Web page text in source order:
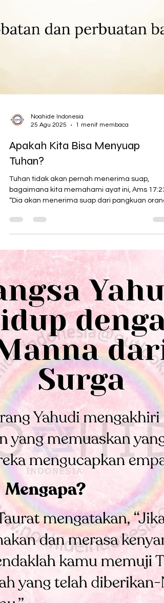
Noahide Indonesia
Apakah Kita Bisa Menyuap
Tuhan?
Tuhan tidak akan pernah menerima suap,
bagaimana kita memahami ayat ini, Ams 17:23
“Dia akan menerima suap dari pangkuan orang
jahat,”...